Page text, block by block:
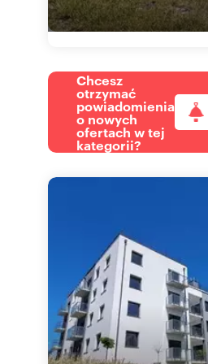
Chcesz
otrzymać
powiadomienia
o nowych
ofertach w tej
kategorii?